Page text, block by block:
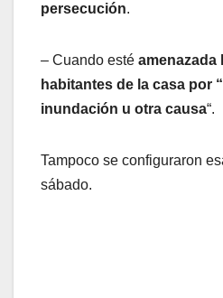
persecución.
– Cuando esté amenazada
habitantes de la casa por
inundación u otra causa“.
Tampoco se configuraron
sábado.